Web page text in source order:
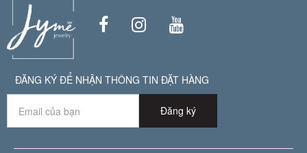
ĐĂNG KÝ ĐỂ NHẬN THÔNG TIN ĐẶT HÀNG
Đăng ký